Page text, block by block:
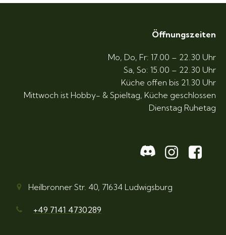
Öffnungszeiten
Mo, Do, Fr: 17.00 – 22.30 Uhr
Sa, So: 15.00 – 22.30 Uhr
Küche offen bis 21.30 Uhr
Mittwoch ist Hobby- & Spieltag, Küche geschlossen
Dienstag Ruhetag
Heilbronner Str. 40, 71634 Ludwigsburg
+49 7141 4730289